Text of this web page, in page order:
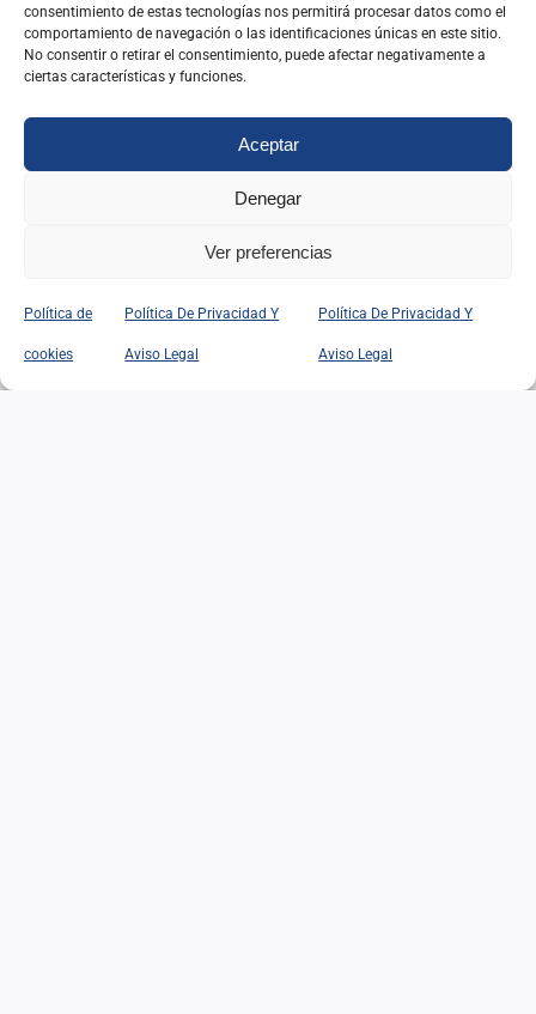
consentimiento de estas tecnologías nos permitirá procesar datos como el
comportamiento de navegación o las identificaciones únicas en este sitio.
No consentir o retirar el consentimiento, puede afectar negativamente a
ciertas características y funciones.
Aceptar
Denegar
Ver preferencias
Política de
cookies
Política De Privacidad Y
Aviso Legal
Política De Privacidad Y
Aviso Legal
IR A SU WEB
Federación Internacional de Antiguos
Alumnos del INAP de España